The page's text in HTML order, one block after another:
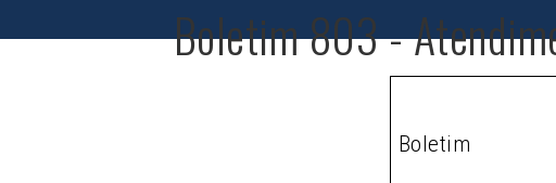
Boletim 803 -
Boletim